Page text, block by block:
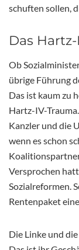
schuften sollen,
Das
Ob
übrige Führung
Das ist kaum zu
Hartz-IV-
Kanzler und die
wenn es schon
Versprochen
Sozialreformen.
Rentenpaket
Die Linke und